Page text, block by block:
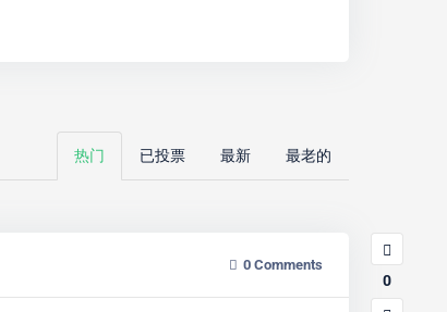
热门 已投票 最新 最老的
0 Comments
0